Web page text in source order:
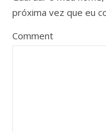
próxima vez que eu
Comment